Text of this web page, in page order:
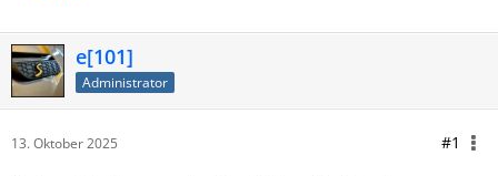
e[101]
Administrator
13. Oktober 2025 #1